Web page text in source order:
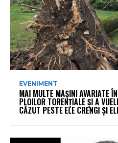
EVENIMENT
MAI MULTE MAȘINI AVARIATE
PLOILOR TORENȚIALE ȘI A
CĂZUT PESTE ELE CRENGI ȘI